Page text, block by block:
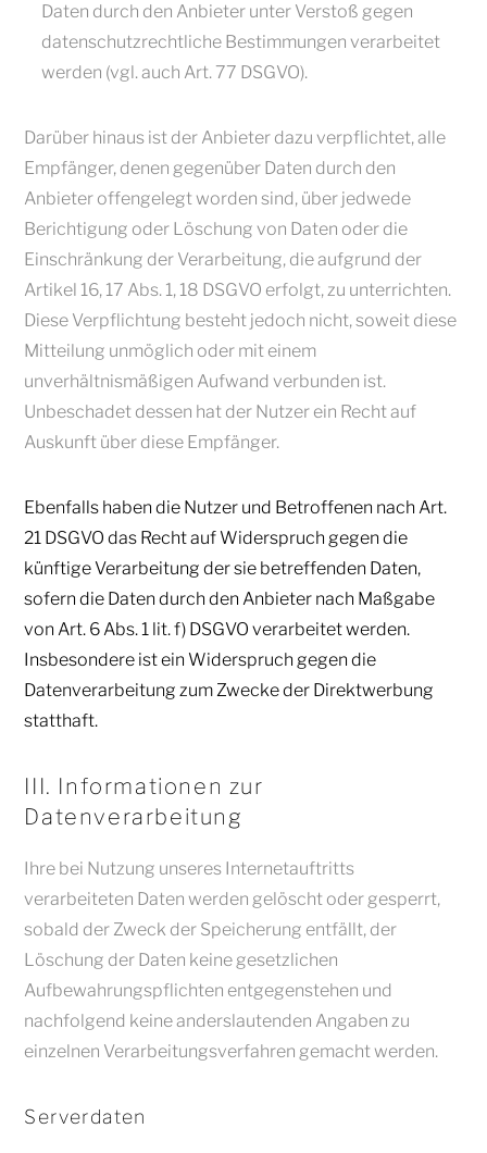
Daten durch den Anbieter unter Verstoß gegen
datenschutzrechtliche Bestimmungen verarbeitet
werden (vgl. auch Art. 77 DSGVO).
Darüber hinaus ist der Anbieter dazu verpflichtet, alle
Empfänger, denen gegenüber Daten durch den
Anbieter offengelegt worden sind, über jedwede
Berichtigung oder Löschung von Daten oder die
Einschränkung der Verarbeitung, die aufgrund der
Artikel 16, 17 Abs. 1, 18 DSGVO erfolgt, zu unterrichten.
Diese Verpflichtung besteht jedoch nicht, soweit diese
Mitteilung unmöglich oder mit einem
unverhältnismäßigen Aufwand verbunden ist.
Unbeschadet dessen hat der Nutzer ein Recht auf
Auskunft über diese Empfänger.
Ebenfalls haben die Nutzer und Betroffenen nach Art.
21 DSGVO das Recht auf Widerspruch gegen die
künftige Verarbeitung der sie betreffenden Daten,
sofern die Daten durch den Anbieter nach Maßgabe
von Art. 6 Abs. 1 lit. f) DSGVO verarbeitet werden.
Insbesondere ist ein Widerspruch gegen die
Datenverarbeitung zum Zwecke der Direktwerbung
statthaft.
III. Informationen zur
Datenverarbeitung
Ihre bei Nutzung unseres Internetauftritts
verarbeiteten Daten werden gelöscht oder gesperrt,
sobald der Zweck der Speicherung entfällt, der
Löschung der Daten keine gesetzlichen
Aufbewahrungspflichten entgegenstehen und
nachfolgend keine anderslautenden Angaben zu
einzelnen Verarbeitungsverfahren gemacht werden.
Serverdaten